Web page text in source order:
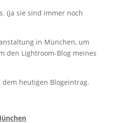
(ja sie sind immer noch
in München, um
den Lightroom-Blog meines
heutigen Blogeintrag.